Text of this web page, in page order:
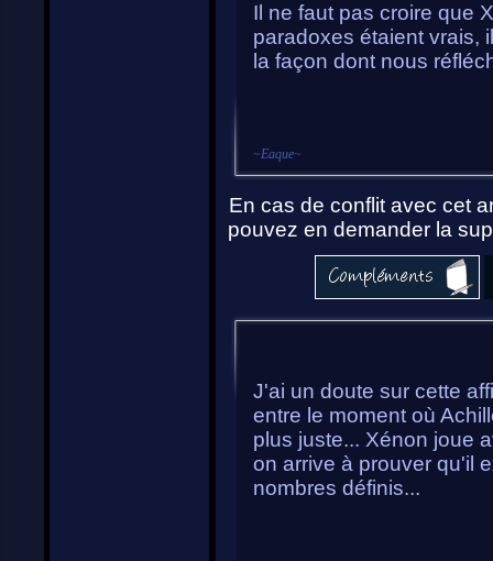
Il ne faut pas croire que
paradoxes étaient vrais,
la façon dont nous
~Eaque~
En cas de conflit avec cet
pouvez en demander la
J'ai un doute sur cette
entre le moment où
plus juste... Xénon joue
on arrive à prouver qu'il
nombres définis...